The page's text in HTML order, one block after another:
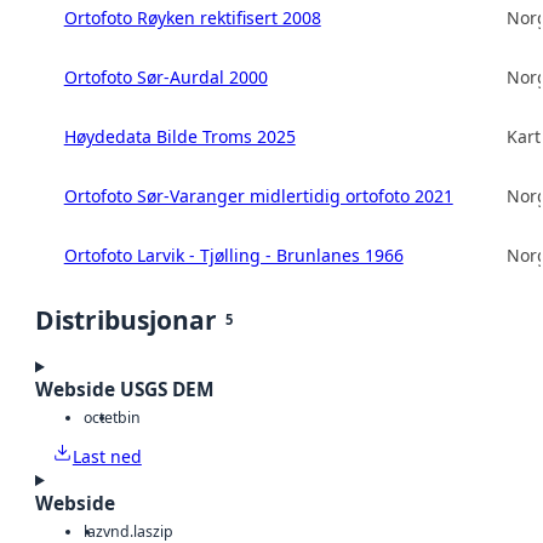
Ortofoto Røyken rektifisert 2008
Ortofoto Sør-Aurdal 2000
Høydedata Bilde Troms 2025
Ortofoto Sør-Varanger midlertidig ortofoto 2021
Ortofoto Larvik - Tjølling - Brunlanes 1966
Distribusjonar 5
Webside USGS DEM
octetbin
Last ned
Webside
lazvnd.laszip